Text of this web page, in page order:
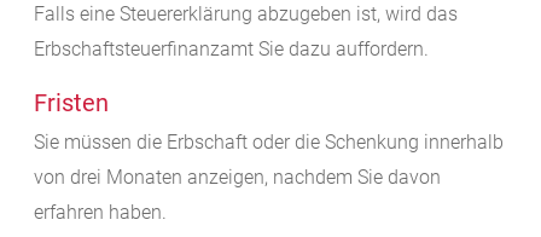
Falls eine Steuererklärung abzugeben ist, wird das
Erbschaftsteuerfinanzamt Sie dazu auffordern.
Fristen
Sie müssen die Erbschaft oder die Schenkung innerhalb
von drei Monaten anzeigen, nachdem Sie davon
erfahren haben.